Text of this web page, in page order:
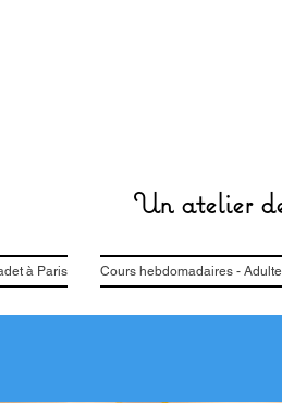
Un atelier
à Paris Cours hebdomadaires -